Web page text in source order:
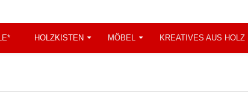
HOLZKISTEN MÖBEL KREATIVES AUS HOLZ